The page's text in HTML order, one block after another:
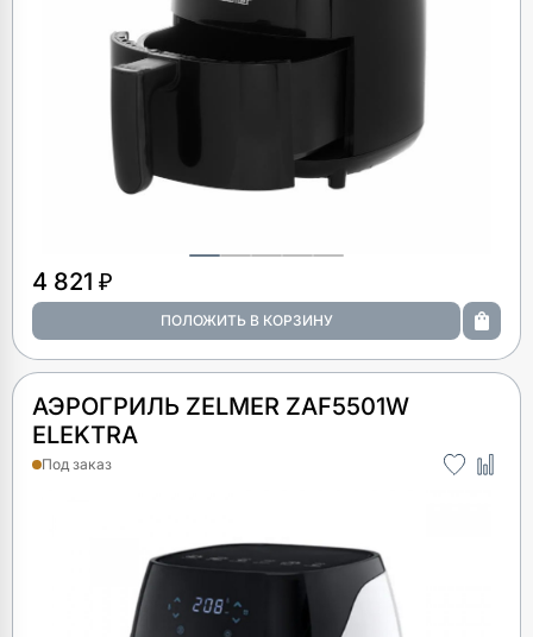
4 821 ₽
АЭРОГРИЛЬ ZELMER ZAF5501W
ELEKTRA
Под заказ